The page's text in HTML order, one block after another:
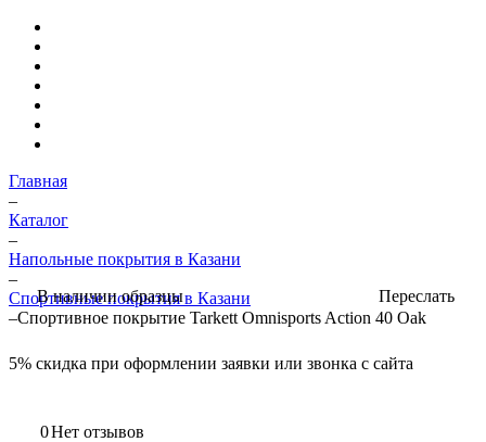
Главная
–
Каталог
–
Напольные покрытия в Казани
–
Спортивные покрытия в Казани
–Спортивное покрытие Tarkett Omnisports Action 40 Oak
5% скидка при оформлении заявки или звонка с сайта
0Нет отзывов
В наличии образцы Переслать